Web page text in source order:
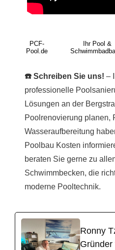
PCF-
Pool.de
Ihr Pool &
☎️ Schreiben Sie uns! –
professionelle
Lösungen an der
Poolrenovierung planen,
Wasseraufbereitung
Poolbau Kosten
beraten Sie gerne zu
Schwimmbecken, die
moderne Pooltechnik.
Ronny
Gründer